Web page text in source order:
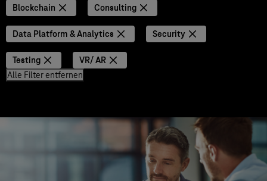
Blockchain Consulting
Data Platform & Analytics Security
Testing
VR/ AR
Alle Filter entfernen